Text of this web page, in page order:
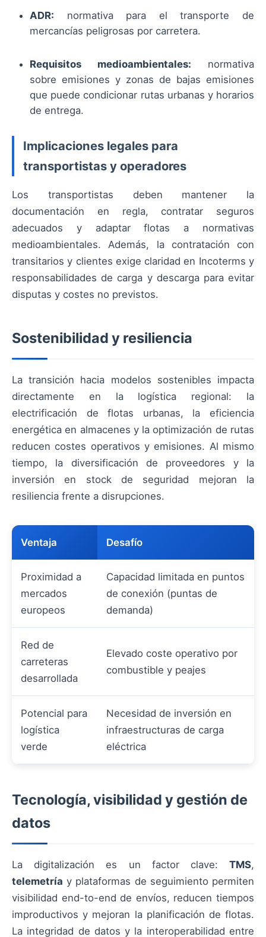
ADR: normativa para el transporte de
mercancías peligrosas por carretera.
Requisitos medioambientales: normativa
sobre emisiones y zonas de bajas emisiones
que puede condicionar rutas urbanas y horarios
de entrega.
Implicaciones legales para
transportistas y operadores
Los transportistas deben mantener la
documentación en regla, contratar seguros
adecuados y adaptar flotas a normativas
medioambientales. Además, la contratación con
transitarios y clientes exige claridad en Incoterms y
responsabilidades de carga y descarga para evitar
disputas y costes no previstos.
Sostenibilidad y resiliencia
La transición hacia modelos sostenibles impacta
directamente en la logística regional: la
electrificación de flotas urbanas, la eficiencia
energética en almacenes y la optimización de rutas
reducen costes operativos y emisiones. Al mismo
tiempo, la diversificación de proveedores y la
inversión en stock de seguridad mejoran la
resiliencia frente a disrupciones.
Ventaja Desafío
Proximidad a
mercados
europeos
Capacidad limitada en puntos
de conexión (puntas de
demanda)
Red de
carreteras
desarrollada
Elevado coste operativo por
combustible y peajes
Potencial para
logística
verde
Necesidad de inversión en
infraestructuras de carga
eléctrica
Tecnología, visibilidad y gestión de
datos
La digitalización es un factor clave: TMS,
telemetría y plataformas de seguimiento permiten
visibilidad end-to-end de envíos, reducen tiempos
improductivos y mejoran la planificación de flotas.
La integridad de datos y la interoperabilidad entre